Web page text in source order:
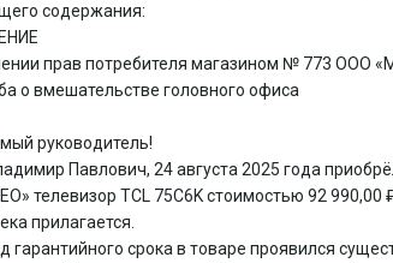
содержания:
прав потребителя магазином № 773 ООО
о вмешательстве головного офиса
руководитель!
Павлович, 24 августа 2025 года
телевизор TCL 75C6K стоимостью 92 990,00
прилагается.
гарантийного срока в товаре проявился